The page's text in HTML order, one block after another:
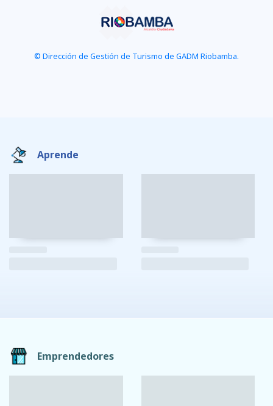
© Dirección de Gestión de Turismo de GADM Riobamba.
Aprende
Emprendedores